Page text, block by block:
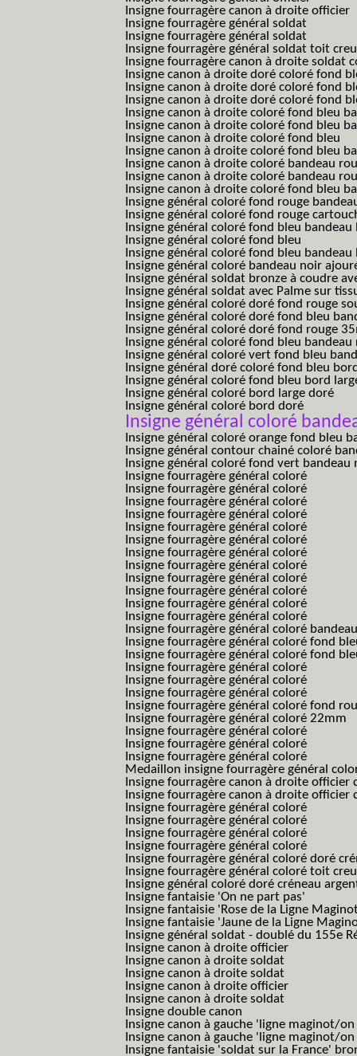
Insigne fourragère canon à droite officier
Insigne fourragère général soldat
Insigne fourragère général soldat
Insigne fourragère général soldat toit
Insigne fourragère canon à droite soldat
Insigne canon à droite doré coloré fond
Insigne canon à droite doré coloré fond
Insigne canon à droite doré coloré fond
Insigne canon à droite coloré fond bleu
Insigne canon à droite coloré fond bleu
Insigne canon à droite coloré fond bleu
Insigne canon à droite coloré fond bleu
Insigne canon à droite coloré bandeau
Insigne canon à droite coloré bandeau
Insigne canon à droite coloré fond bleu
Insigne général coloré fond rouge
Insigne général coloré fond rouge
Insigne général coloré fond bleu bandeau
Insigne général coloré fond bleu
Insigne général coloré fond bleu bandeau
Insigne général coloré bandeau noir
Insigne général soldat bronze à coudre
Insigne général soldat avec Palme sur
Insigne général coloré doré fond rouge
Insigne général coloré doré fond bleu
Insigne général coloré doré fond rouge
Insigne général coloré fond bleu
Insigne général coloré vert fond bleu
Insigne général doré coloré fond bleu
Insigne général coloré fond bleu bord
Insigne général coloré bord large doré
Insigne général coloré bord doré
Insigne général coloré
Insigne général coloré orange fond bleu
Insigne général contour chainé coloré
Insigne général coloré fond vert bandeau
Insigne fourragère général coloré
Insigne fourragère général coloré
Insigne fourragère général coloré
Insigne fourragère général coloré
Insigne fourragère général coloré
Insigne fourragère général coloré
Insigne fourragère général coloré
Insigne fourragère général coloré
Insigne fourragère général coloré
Insigne fourragère général coloré
Insigne fourragère général coloré
Insigne fourragère général coloré
Insigne fourragère général coloré
Insigne fourragère général coloré fond
Insigne fourragère général coloré fond
Insigne fourragère général coloré
Insigne fourragère général coloré
Insigne fourragère général coloré
Insigne fourragère général coloré fond
Insigne fourragère général coloré 22mm
Insigne fourragère général coloré
Insigne fourragère général coloré
Insigne fourragère général coloré
Medaillon insigne fourragère général
Insigne fourragère canon à droite
Insigne fourragère canon à droite
Insigne fourragère général coloré
Insigne fourragère général coloré
Insigne fourragère général coloré
Insigne fourragère général coloré
Insigne fourragère général coloré doré
Insigne fourragère général coloré toit
Insigne général coloré doré créneau
Insigne fantaisie 'On ne part pas'
Insigne fantaisie 'Rose de la Ligne
Insigne fantaisie 'Jaune de la Ligne
Insigne général soldat - doublé du 155e
Insigne canon à droite officier
Insigne canon à droite soldat
Insigne canon à droite soldat
Insigne canon à droite officier
Insigne canon à droite soldat
Insigne double canon
Insigne canon à gauche 'ligne maginot/
Insigne canon à gauche 'ligne maginot/
Insigne fantaisie 'soldat sur la France'